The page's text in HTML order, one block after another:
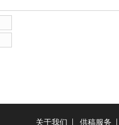
关于我们 供稿服务